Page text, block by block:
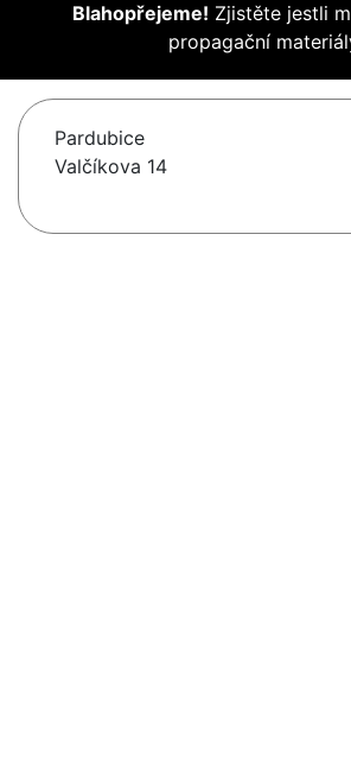
Blahopřejeme! Zjistěte jestli
propagační
Pardubice
Valčíkova 14